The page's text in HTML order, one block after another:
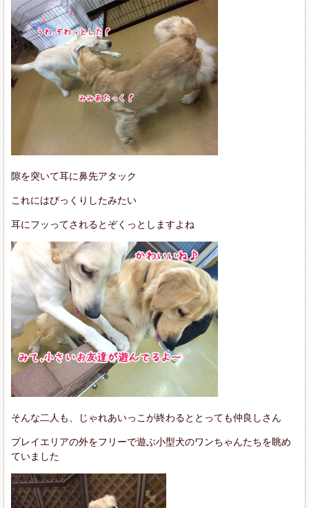
隙を突いて耳に鼻先アタック
これにはびっくりしたみたい
耳にフッってされるとぞくっとしますよね
そんな二人も、じゃれあいっこが終わるととっても仲良しさん
プレイエリアの外をフリーで遊ぶ小型犬のワンちゃんたちを眺め
ていました